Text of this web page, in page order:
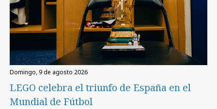
domingo, 9 de agosto 2026
LEGO celebra el triunfo de España en el
Mundial de Fútbol